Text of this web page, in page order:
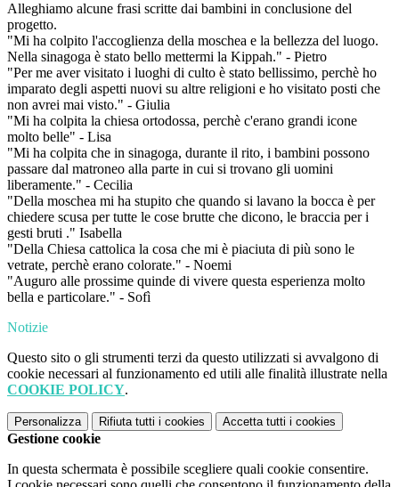
Alleghiamo alcune frasi scritte dai bambini in conclusione del
progetto.
"Mi ha colpito l'accoglienza della moschea e la bellezza del luogo.
Nella sinagoga è stato bello mettermi la Kippah." - Pietro
"Per me aver visitato i luoghi di culto è stato bellissimo, perchè ho
imparato degli aspetti nuovi su altre religioni e ho visitato posti che
non avrei mai visto." - Giulia
"Mi ha colpita la chiesa ortodossa, perchè c'erano grandi icone
molto belle" - Lisa
"Mi ha colpita che in sinagoga, durante il rito, i bambini possono
passare dal matroneo alla parte in cui si trovano gli uomini
liberamente." - Cecilia
"Della moschea mi ha stupito che quando si lavano la bocca è per
chiedere scusa per tutte le cose brutte che dicono, le braccia per i
gesti bruti ." Isabella
"Della Chiesa cattolica la cosa che mi è piaciuta di più sono le
vetrate, perchè erano colorate." - Noemi
"Auguro alle prossime quinde di vivere questa esperienza molto
bella e particolare." - Sofì
Notizie
Questo sito o gli strumenti terzi da questo utilizzati si avvalgono di
cookie necessari al funzionamento ed utili alle finalità illustrate nella
COOKIE POLICY.
Personalizza Rifiuta tutti i cookies Accetta tutti i cookies
Gestione cookie
In questa schermata è possibile scegliere quali cookie consentire.